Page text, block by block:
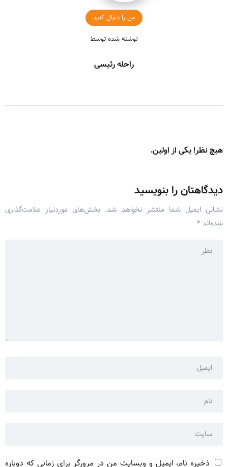
من را دنبال کنید
نوشته شده توسط
راحله رئیسی
هیچ نظر! یکی از اولین.
دیدگاهتان را بنویسید
نشانی ایمیل شما منتشر نخواهد شد. بخش‌های موردنیاز علامت‌گذاری
شده‌اند *
ذخیره نام، ایمیل و وبسایت من در مرورگر برای زمانی که دوباره